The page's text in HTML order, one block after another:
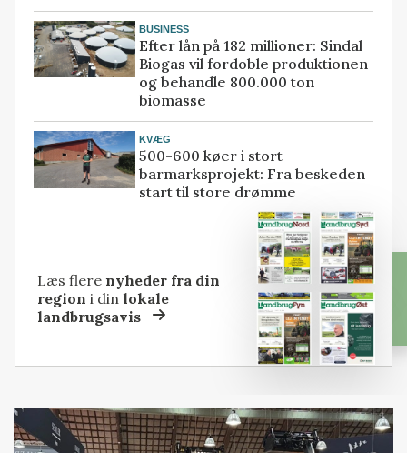
BUSINESS
Efter lån på 182 millioner: Sindal
Biogas vil fordoble produktionen
og behandle 800.000 ton
biomasse
KVÆG
500-600 køer i stort
barmarksprojekt: Fra beskeden
start til store drømme
Læs flere nyheder fra din
region i dinlokale
landbrugsavis